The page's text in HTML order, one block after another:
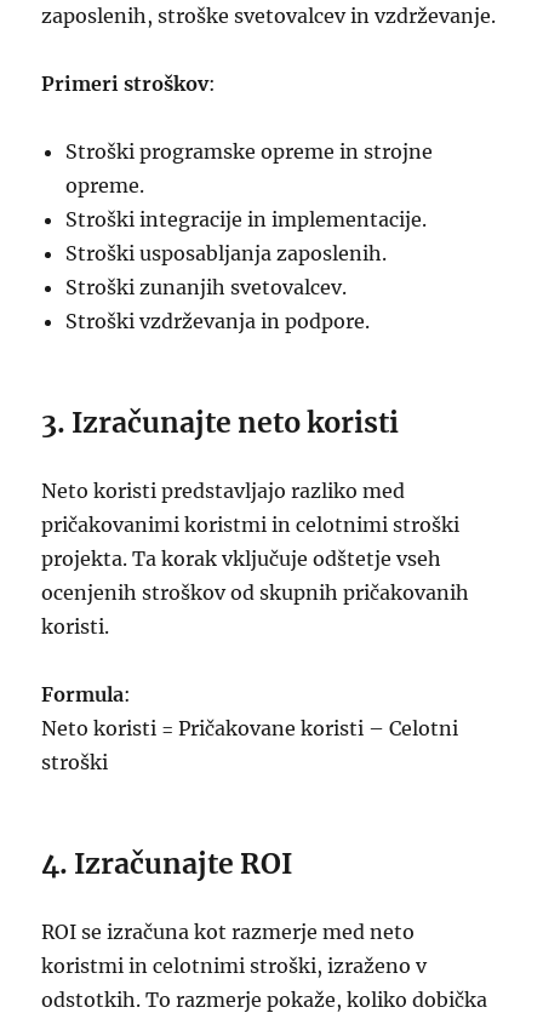
zaposlenih, stroške svetovalcev in vzdrževanje.
Primeri stroškov:
Stroški programske opreme in strojne
opreme.
Stroški integracije in implementacije.
Stroški usposabljanja zaposlenih.
Stroški zunanjih svetovalcev.
Stroški vzdrževanja in podpore.
3. Izračunajte neto koristi
Neto koristi predstavljajo razliko med
pričakovanimi koristmi in celotnimi stroški
projekta. Ta korak vključuje odštetje vseh
ocenjenih stroškov od skupnih pričakovanih
koristi.
Formula:
Neto koristi = Pričakovane koristi – Celotni
stroški
4. Izračunajte ROI
ROI se izračuna kot razmerje med neto
koristmi in celotnimi stroški, izraženo v
odstotkih. To razmerje pokaže, koliko dobička